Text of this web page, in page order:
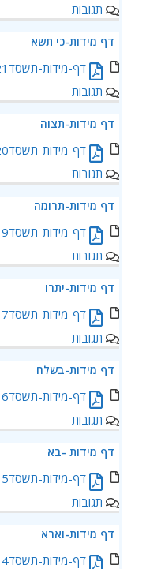
תגובות
‏‏דף מידות-כי תשא
‏‏דף-מידות-תשסד21-כי-תשא-תיקון.pdf
תגובות
‏‏דף מידות-תצוה
‏‏דף-מידות-תשסד20-תצוה.pdf
תגובות
‏‏דף מידות-תרומה
‏‏דף-מידות-תשסד19-תרומה.pdf
תגובות
‏‏דף מידות-יתרו
‏‏דף-מידות-תשסד17-יתרו.pdf
תגובות
‏‏דף מידות-בשלח
‏‏דף-מידות-תשסד16-בשלח.pdf
תגובות
דף מידות -בא
דף-מידות-תשסד15-בא.pdf
תגובות
דף מידות-וארא
דף-מידות-תשסד14-וארא.pdf